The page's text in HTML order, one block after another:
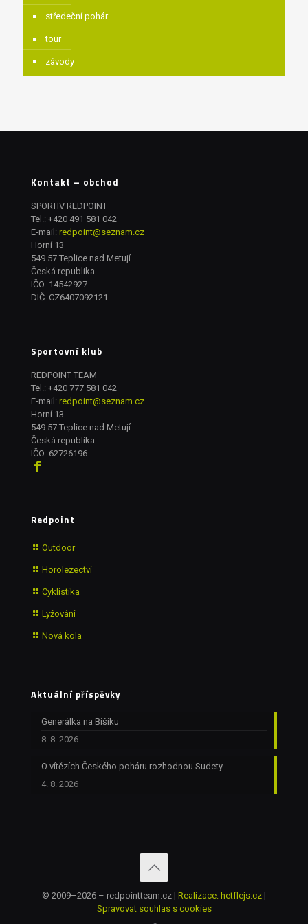
středeční pohár
tour
závody
Kontakt – obchod
SPORTIV REDPOINT
Tel.: +420 491 581 042
E-mail: redpoint@seznam.cz
Horní 13
549 57 Teplice nad Metují
Česká republika
IČO: 14542927
DIČ: CZ6407092121
Sportovní klub
REDPOINT TEAM
Tel.: +420 777 581 042
E-mail: redpoint@seznam.cz
Horní 13
549 57 Teplice nad Metují
Česká republika
IČO: 62726196
Redpoint
Outdoor
Horolezectví
Cyklistika
Lyžování
Nová kola
Aktuální příspěvky
Generálka na Bišíku
8. 8. 2026
O vítězích Českého poháru rozhodnou Sudety
4. 8. 2026
© 2009–2026 – redpointteam.cz | Realizace: hetflejs.cz |
Spravovat souhlas s cookies